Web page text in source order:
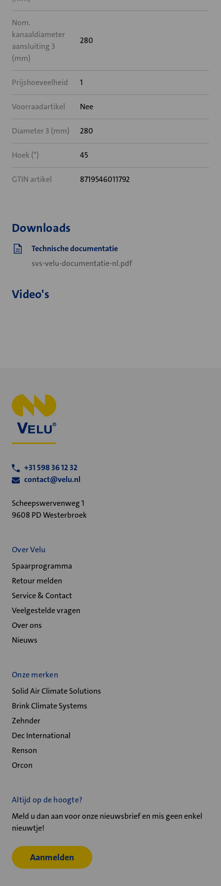
Nom.
kanaaldiameter
aansluiting 3
(mm)
280
Prijshoeveelheid 1
Voorraadartikel Nee
Diameter 3 (mm) 280
Hoek (°) 45
GTIN artikel 8719546011792
Downloads
Technische documentatie
svs-velu-documentatie-nl.pdf
Video's
+31 598 36 12 32
contact@velu.nl
Scheepswervenweg 1
9608 PD Westerbroek
Over Velu
Spaarprogramma
Retour melden
Service & Contact
Veelgestelde vragen
Over ons
Nieuws
Onze merken
Solid Air Climate Solutions
Brink Climate Systems
Zehnder
Dec International
Renson
Orcon
Altijd op de hoogte?
Meld u dan aan voor onze nieuwsbrief en mis geen enkel
nieuwtje!
Aanmelden